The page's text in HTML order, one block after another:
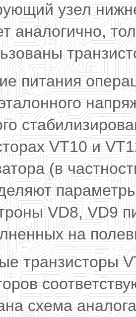
узел
аналогично,
питания
VT10 и
(в
VD8, VD9
на
транзисторы
схема